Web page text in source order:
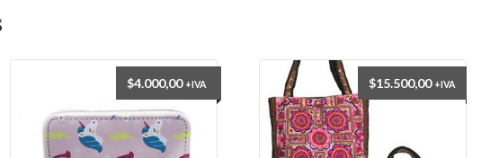
$4.000,00 +IVA $15.500,00 +IVA